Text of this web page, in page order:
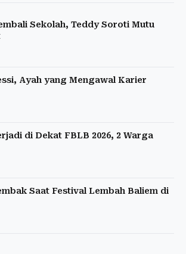
Sekolah, Teddy Soroti Mutu
Ayah yang Mengawal Karier
di Dekat FBLB 2026, 2 Warga
Saat Festival Lembah Baliem di